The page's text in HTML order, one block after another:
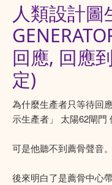
人類設計圖
回應, 回應
定)
為什麼生產者只等待回
示生產者」 太陽62閘門
可是他聽不到薦骨聲音。
後來明白了是薦骨中心